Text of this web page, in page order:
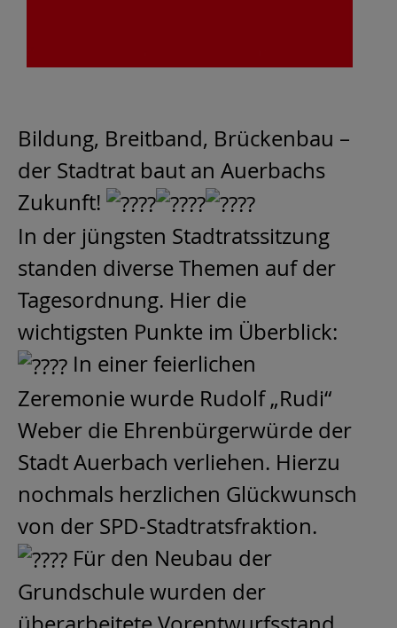
Bildung, Breitband, Brückenbau –
der Stadtrat baut an Auerbachs
Zukunft!
In der jüngsten Stadtratssitzung
standen diverse Themen auf der
Tagesordnung. Hier die
wichtigsten Punkte im Überblick:
In einer feierlichen
Zeremonie wurde Rudolf „Rudi“
Weber die Ehrenbürgerwürde der
Stadt Auerbach verliehen. Hierzu
nochmals herzlichen Glückwunsch
von der SPD-Stadtratsfraktion.
Für den Neubau der
Grundschule wurden der